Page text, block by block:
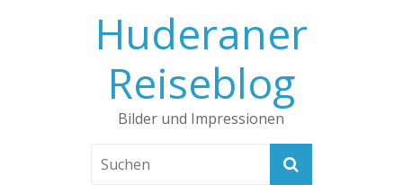
Huderaner
Reiseblog
Bilder und Impressionen